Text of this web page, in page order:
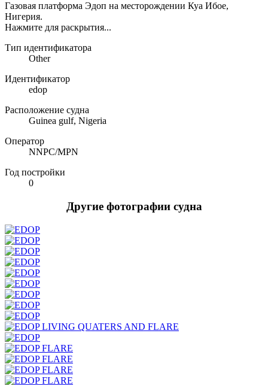
Газовая платформа Эдоп на месторождении Куа Ибое,
Нигерия.
Нажмите для раскрытия...
Тип идентификатора
Other
Идентификатор
edop
Расположение судна
Guinea gulf, Nigeria
Оператор
NNPC/MPN
Год постройки
0
Другие фотографии судна